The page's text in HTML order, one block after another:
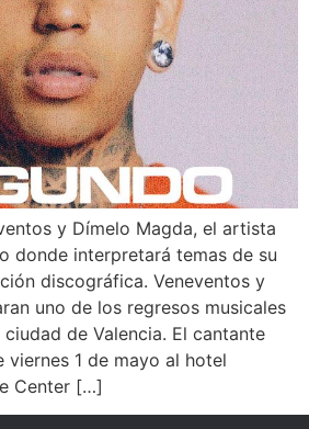
y Dímelo Magda, el artista
donde interpretará temas de su
discográfica. Veneventos y
uno de los regresos musicales
de Valencia. El cantante
viernes 1 de mayo al hotel
Center […]